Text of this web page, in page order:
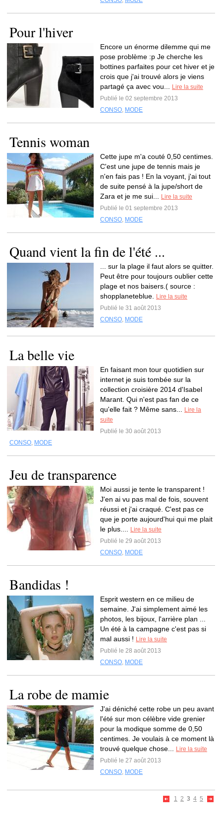
Pour l'hiver
Encore un énorme dilemme qui me
pose problème :p Je cherche les
bottines parfaites pour cet hiver et je
crois que j'ai trouvé alors je viens
partagé ça avec vou...
Lire la suite
Publié le 02 septembre 2013
CONSO, MODE
Tennis woman
Cette jupe m'a couté 0,50 centimes.
C'est une jupe de tennis mais je
n'en fais pas ! En la voyant, j'ai tout
de suite pensé à la jupe/short de
Zara et je me sui...
Lire la suite
Publié le 01 septembre 2013
CONSO, MODE
Quand vient la fin de l'été ...
... sur la plage il faut alors se quitter.
Peut être pour toujours oublier cette
plage et nos baisers.( source :
shopplaneteblue.
Lire la suite
Publié le 31 août 2013
CONSO, MODE
La belle vie
En faisant mon tour quotidien sur
internet je suis tombée sur la
collection croisière 2014 d'Isabel
Marant. Qui n'est pas fan de ce
qu'elle fait ? Même sans...
Lire la
suite
Publié le 30 août 2013
CONSO, MODE
Jeu de transparence
Moi aussi je tente le transparent !
J'en ai vu pas mal de fois, souvent
réussi et j'ai craqué. C'est pas ce
que je porte aujourd'hui qui me plait
le plus....
Lire la suite
Publié le 29 août 2013
CONSO, MODE
Bandidas !
Esprit western en ce milieu de
semaine. J'ai simplement aimé les
photos, les bijoux, l'arrière plan ...
Un été à la campagne c'est pas si
mal aussi ! Lire la suite
Publié le 28 août 2013
CONSO, MODE
La robe de mamie
J'ai déniché cette robe un peu avant
l'été sur mon célèbre vide grenier
pour la modique somme de 0,50
centimes. Je voulais à ce moment là
trouvé quelque chose...
Lire la suite
Publié le 27 août 2013
CONSO, MODE
1 2 3 4 5